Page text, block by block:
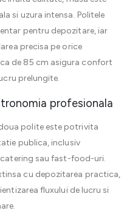
si uzura intensa. Politele
pentru depozitare, iar
precisa pe orice
de 85 cm asigura confort
prelungite.
profesionala
polite este potrivita
publica, inclusiv
sau fast-food-uri.
cu depozitarea practica,
fluxului de lucru si